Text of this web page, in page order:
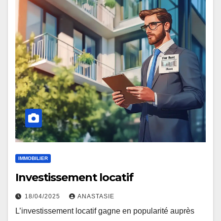
IMMOBILIER
Investissement locatif
18/04/2025 ANASTASIE
L’investissement locatif gagne en popularité auprès